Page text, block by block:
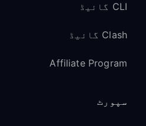
CLI گائیڈ
Clash گائیڈ
Affiliate Program
سپورٹ